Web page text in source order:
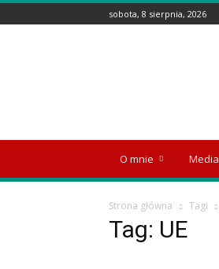
sobota, 8 sierpnia, 2026
O mnie Media
Strona główna Tagi
Tag: UE